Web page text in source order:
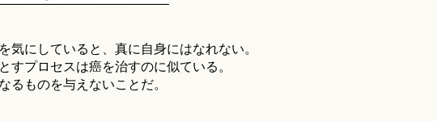
気にしていると、真に自身にはなれない。
すプロセスは癌を治すのに似ている。
るものを与えないことだ。